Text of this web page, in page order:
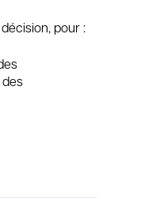
pour :